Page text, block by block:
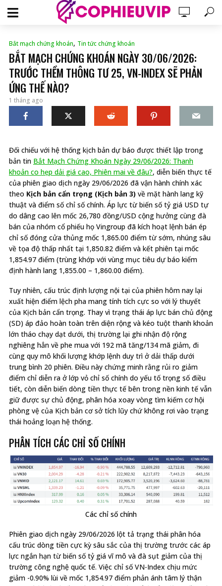
Bắt mạch chứng khoán, Tin tức chứng khoán
BẮT MẠCH CHỨNG KHOÁN NGÀY 30/06/2026:
TRƯỚC THỀM THÔNG TƯ 25, VN-INDEX SẼ PHẢN
ỨNG THẾ NÀO?
1 tháng ago
Đối chiếu với hệ thống kịch bản dự báo được thiết lập trong
bản tin Bắt Mạch Chứng Khoán Ngày 29/06/2026: Thanh
khoản co hẹp dải giá cao, Phiên mai về đâu?, diễn biến thực tế
của phiên giao dịch ngày 29/06/2026 đã vận hành chính xác
theo Kịch bản cẩn trọng (Kịch bản 3) về mặt hành lang kỹ
thuật và điểm số chỉ số chính. Áp lực từ biến số tỷ giá USD tự
do dâng cao lên mốc 26,780 đồng/USD cộng hưởng cùng đà
bán của nhóm cổ phiếu họ Vingroup đã kích hoạt lệnh bán ép
chỉ số đóng cửa thủng mốc 1,865.00 điểm từ sớm, nhúng sâu
về tọa độ thấp nhất tại 1,850.82 điểm và kết phiên tại mốc
1,854.97 điểm (trùng khớp với vùng mục tiêu dự báo kiểm
định hành lang 1,855.00 – 1,860.00 điểm).
Tuy nhiên, cấu trúc định lượng nội tại của phiên hôm nay lại
xuất hiện điểm lệch pha mang tính tích cực so với lý thuyết
của Kịch bản cẩn trọng. Thay vì trạng thái áp lực bán chủ động
(SD) áp đảo hoàn toàn trên diện rộng và kéo tuột thanh khoản
lớn tháo chạy dạt dưới, thị trường lại ghi nhận độ rộng
nghiêng hẳn về phe mua với 192 mã tăng/134 mã giảm, đi
cùng quy mô khối lượng khớp lệnh duy trì ở dải thấp dưới
trung bình 20 phiên. Điều này chứng minh rằng rủi ro giảm
điểm chỉ diễn ra ở lớp vỏ chỉ số chính do yếu tố trọng số điều
tiết, còn diễn biến dòng tiền thực tế bên trong nền kinh tế vẫn
giữ được sự chủ động, phân hóa xoay vòng tìm kiếm cơ hội
phòng vệ của Kịch bản cơ sở tích lũy chứ không rơi vào trạng
thái hoảng loạn hệ thống.
PHÂN TÍCH CÁC CHỈ SỐ CHÍNH
Các chỉ số chính
Phiên giao dịch ngày 29/06/2026 lột tả trạng thái phân hóa
cấu trúc dòng tiền cực kỳ sâu sắc của thị trường trước các áp
lực ngắn hạn từ biến số tỷ giá vĩ mô và đà sụt giảm của thị
trường công nghệ quốc tế. Việc chỉ số VN-Index chịu mức
giảm -0.90% lùi về mốc 1,854.97 điểm phản ánh tâm lý thận